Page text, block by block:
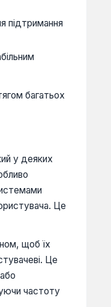
підтримання
багатьох
у деяких
Це
щоб їх
Це
частоту